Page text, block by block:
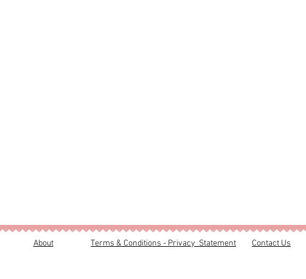
About Terms & Conditions - Privacy Statement Contact Us